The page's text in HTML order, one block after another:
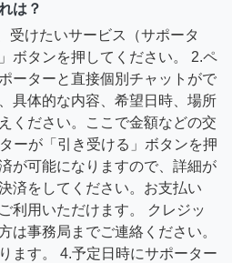
は？
受けたいサービス（サポータ
ボタンを押してください。 2.ペ
ーターと直接個別チャットがで
具体的な内容、希望日時、場所
ください。ここで金額などの交
ーが「引き受ける」ボタンを押
が可能になりますので、詳細が
済をしてください。お支払い
利用いただけます。 クレジッ
は事務局までご連絡ください。
ます。 4.予定日時にサポーター